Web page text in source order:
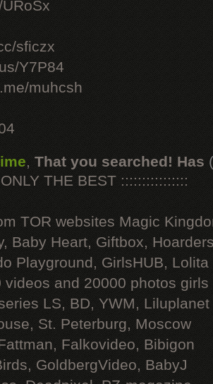
sficzx
Y7P84
muhcsh
, That you searched! Has
THE BEST ::::::::::::::::
TOR websites Magic
Baby Heart, Giftbox,
Playground, GirlsHUB, Lolita
videos and 20000 photos
LS, BD, YWM, Liluplanet
St. Peterburg, Moscow
Falkovideo, Bibigon
GoldbergVideo, BabyJ